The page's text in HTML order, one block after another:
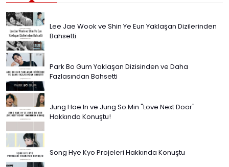
Lee Jae Wook ve Shin Ye Eun Yaklaşan Dizilerinden
Bahsetti
Park Bo Gum Yaklaşan Dizisinden ve Daha
Fazlasından Bahsetti
Jung Hae In ve Jung So Min "Love Next Door"
Hakkında Konuştu!
Song Hye Kyo Projeleri Hakkında Konuştu